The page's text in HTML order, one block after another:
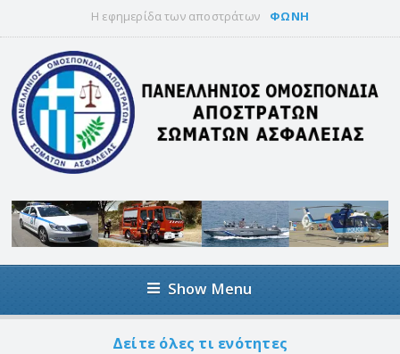
Η εφημερίδα των αποστράτων ΦΩΝΗ
Show Menu
Δείτε όλες τι ενότητες